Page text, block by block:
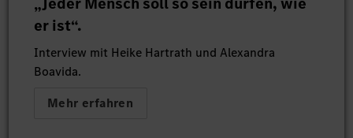
er ist“.
Interview mit Heike Hartrath und Alexandra
Boavida.
Mehr erfahren